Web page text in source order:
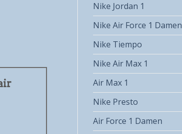
Nike Jordan 1
Nike Air Force 1 Damen
Nike Tiempo
Nike Air Max 1
Air Max 1
Nike Presto
Air Force 1 Damen